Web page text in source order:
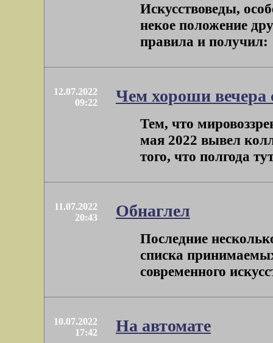
Искусствоведы,
некое положение
правила и получил:
12.07.2022
09:22
Чем хороши
Тем, что
мая 2022 вывел
того, что полгода
11.07.2022
20:43
Обнаглел
Последние
списка
современного
10.07.2022
17:42
На автомате